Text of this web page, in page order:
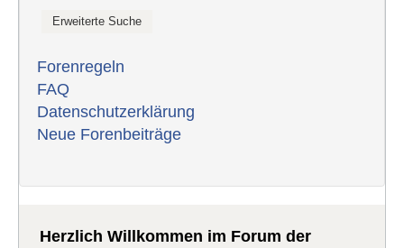
Forenregeln
FAQ
Datenschutzerklärung
Neue Forenbeiträge
Herzlich Willkommen im Forum der